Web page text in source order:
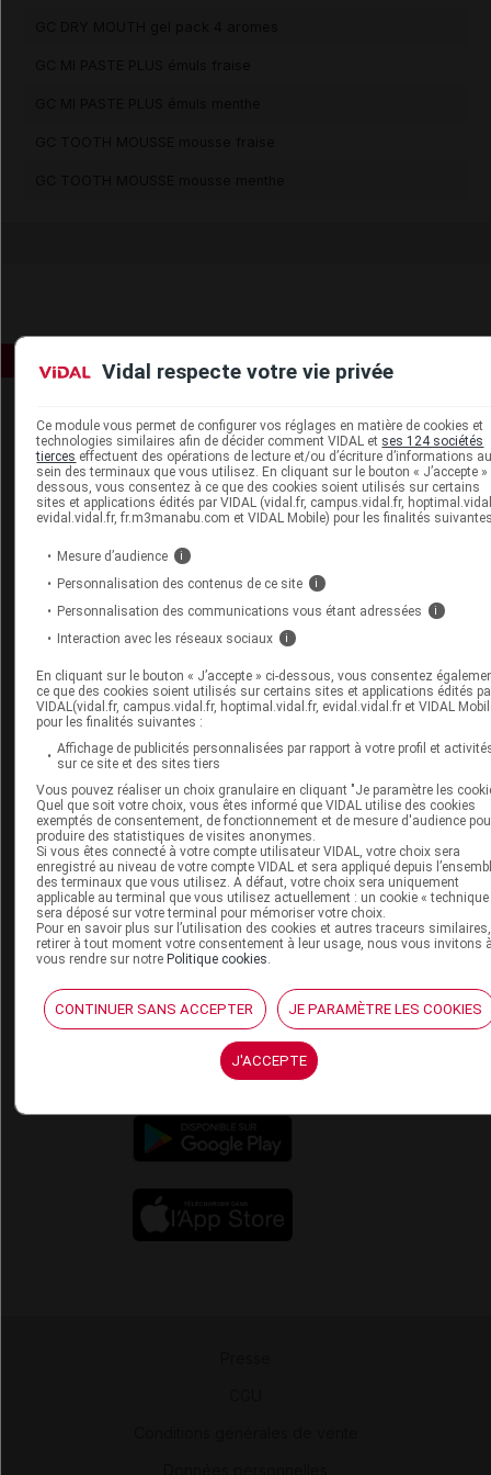
Espace produit
Boutique
VIDAL Expert
VIDAL Hoptimal
eVIDAL
VIDAL Mobile
VIDAL widget
VIDAL Sécurisation
VIDAL e-Services
Espace institutionnel
VIDAL France
Carrières
Charte éthique et
déontologique
Service client
Contact
Espace partenaires
Éditeurs de logiciel
VIDAL sur votre site
Vidal Mobile
Vidal respecte votre vie privée
Ce module vous permet de configurer vos réglages en matière de cookies et
technologies similaires afin de décider comment VIDAL et ses 124 sociétés
tierces effectuent des opérations de lecture et/ou d’écriture d’informations
sein des terminaux que vous utilisez. En cliquant sur le bouton « J’accepte »
dessous, vous consentez à ce que des cookies soient utilisés sur certains
sites et applications édités par VIDAL (vidal.fr, campus.vidal.fr,
evidal.vidal.fr, fr.m3manabu.com et VIDAL Mobile) pour les finalités
Mesure d’audience i
Personnalisation des contenus de ce site i
Personnalisation des communications vous étant adressées i
Interaction avec les réseaux sociaux i
En cliquant sur le bouton « J’accepte » ci-dessous, vous consentez
ce que des cookies soient utilisés sur certains sites et applications édités
VIDAL(vidal.fr, campus.vidal.fr, hoptimal.vidal.fr, evidal.vidal.fr et VIDAL
pour les finalités suivantes :
Affichage de publicités personnalisées par rapport à votre profil et
sur ce site et des sites tiers
Vous pouvez réaliser un choix granulaire en cliquant "Je paramètre les
Quel que soit votre choix, vous êtes informé que VIDAL utilise des cookies
exemptés de consentement, de fonctionnement et de mesure d'audience
produire des statistiques de visites anonymes.
Si vous êtes connecté à votre compte utilisateur VIDAL, votre choix sera
enregistré au niveau de votre compte VIDAL et sera appliqué depuis
des terminaux que vous utilisez. A défaut, votre choix sera uniquement
applicable au terminal que vous utilisez actuellement : un cookie « technique
sera déposé sur votre terminal pour mémoriser votre choix.
Pour en savoir plus sur l’utilisation des cookies et autres traceurs
retirer à tout moment votre consentement à leur usage, nous vous invitons
vous rendre sur notre Politique cookies.
CONTINUER SANS ACCEPTER JE PARAMÈTRE LES COOKIES
J'ACCEPTE